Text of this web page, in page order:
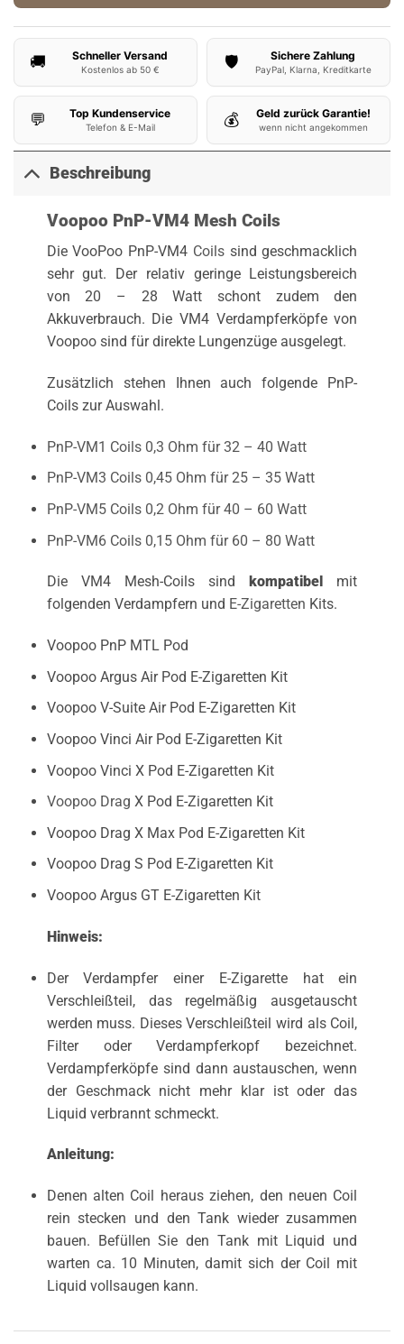
🚚 Schneller Versand
Kostenlos ab 50 € 🛡️ Sichere Zahlung
PayPal, Klarna, Kreditkarte
💬 Top Kundenservice
Telefon & E-Mail 💰 Geld zurück Garantie!
wenn nicht angekommen
Beschreibung
Voopoo PnP-VM4 Mesh Coils
Die VooPoo PnP-VM4 Coilssind geschmacklich
sehr gut. Der relativ geringe Leistungsbereich
von 20 – 28 Watt schont zudem den
Akkuverbrauch. Die VM4 Verdampferköpfe von
Voopoo sind für direkte Lungenzüge ausgelegt.
Zusätzlich stehen Ihnen auch folgende PnP-
Coils zur Auswahl.
PnP-VM1 Coils 0,3 Ohm für 32 – 40 Watt
PnP-VM3 Coils 0,45 Ohm für 25 – 35 Watt
PnP-VM5 Coils 0,2 Ohm für 40 – 60 Watt
PnP-VM6 Coils 0,15 Ohm für 60 – 80 Watt
Die VM4 Mesh-Coils sind kompatibel
mit
folgenden Verdampfern und E-Zigaretten Kits.
Voopoo PnP MTL Pod
Voopoo Argus Air Pod E-Zigaretten Kit
Voopoo V-Suite Air Pod E-Zigaretten Kit
Voopoo Vinci Air Pod E-Zigaretten Kit
Voopoo Vinci X Pod E-Zigaretten Kit
Voopoo Drag X Pod E-Zigaretten Kit
Voopoo Drag X Max Pod E-Zigaretten Kit
Voopoo Drag S Pod E-Zigaretten Kit
Voopoo Argus GT E-Zigaretten Kit
Hinweis:
Der Verdampfer einer E-Zigarette hat ein
Verschleißteil, das regelmäßig ausgetauscht
werden muss. Dieses Verschleißteil wird als Coil,
Filter oder Verdampferkopf bezeichnet.
Verdampferköpfe sind dann austauschen, wenn
der Geschmack nicht mehr klar ist oder das
Liquid verbrannt schmeckt.
Anleitung:
Denen alten Coil heraus ziehen, den neuen Coil
rein stecken und den Tank wieder zusammen
bauen. Befüllen Sie den Tank mit Liquid und
warten ca. 10 Minuten, damit sich der Coil mit
Liquid vollsaugen kann.